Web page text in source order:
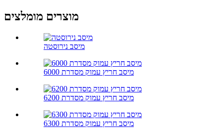
מוצרים מומלצים
מיסב נירוסטה
מיסב חריץ עמוק מסדרת 6000
מיסב חריץ עמוק מסדרת 6200
מיסב חריץ עמוק מסדרת 6300